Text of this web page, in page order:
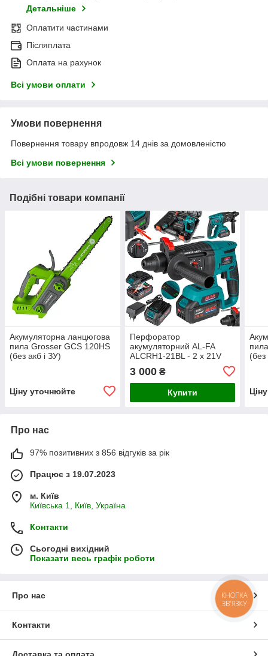
Детальніше
Оплатити частинами
Післяплата
Оплата на рахунок
Всі умови оплати
Умови повернення
Повернення товару впродовж 14 днів за домовленістю
Всі умови повернення
Подібні товари компанії
Акумуляторна ланцюгова
пила Grosser GCS 120HS
(без акб і ЗУ)
Ціну уточнюйте
Перфоратор
акумуляторний AL-FA
ALCRH1-21BL - 2 x 21V
3 000₴
Купити
(без
Про нас
97% позитивних з 856 відгуків за рік
Працює з 19.07.2023
м. Київ
Київська 1, Київ, Україна
Контакти
Сьогодні вихідний
Показати весь графік роботи
Про нас
Контакти
КНОПКА
ЗВ'ЯЗКУ